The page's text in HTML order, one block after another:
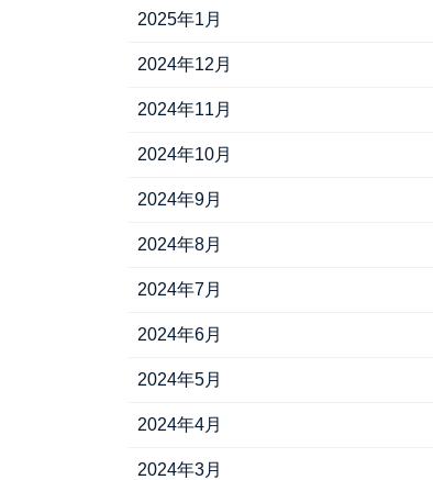
2025年1月
2024年12月
2024年11月
2024年10月
2024年9月
2024年8月
2024年7月
2024年6月
2024年5月
2024年4月
2024年3月